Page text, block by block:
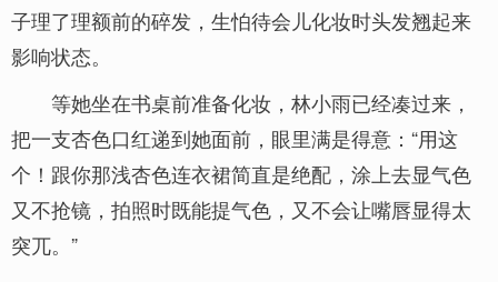
子理了理额前的碎发，生怕待会儿化妆时头发翘起来
影响状态。
等她坐在书桌前准备化妆，林小雨已经凑过来，
把一支杏色口红递到她面前，眼里满是得意：“用这
个！跟你那浅杏色连衣裙简直是绝配，涂上去显气色
又不抢镜，拍照时既能提气色，又不会让嘴唇显得太
突兀。”